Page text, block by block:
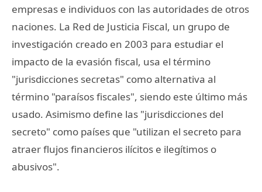
empresas e individuos con las autoridades de otros
naciones. La Red de Justicia Fiscal, un grupo de
investigación creado en 2003 para estudiar el
impacto de la evasión fiscal, usa el término
"jurisdicciones secretas" como alternativa al
término "paraísos fiscales", siendo este último más
usado. Asimismo define las "jurisdicciones del
secreto" como países que "utilizan el secreto para
atraer flujos financieros ilícitos e ilegítimos o
abusivos".